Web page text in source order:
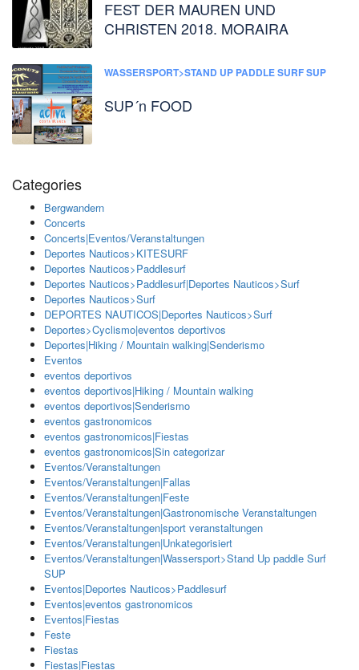
FEST DER MAUREN UND
CHRISTEN 2018. MORAIRA
WASSERSPORT>STAND UP PADDLE SURF SUP
SUP´n FOOD
Categories
Bergwandern
Concerts
Concerts|Eventos/Veranstaltungen
Deportes Nauticos>KITESURF
Deportes Nauticos>Paddlesurf
Deportes Nauticos>Paddlesurf|Deportes Nauticos>Surf
Deportes Nauticos>Surf
DEPORTES NAUTICOS|Deportes Nauticos>Surf
Deportes>Cyclismo|eventos deportivos
Deportes|Hiking / Mountain walking|Senderismo
Eventos
eventos deportivos
eventos deportivos|Hiking / Mountain walking
eventos deportivos|Senderismo
eventos gastronomicos
eventos gastronomicos|Fiestas
eventos gastronomicos|Sin categorizar
Eventos/Veranstaltungen
Eventos/Veranstaltungen|Fallas
Eventos/Veranstaltungen|Feste
Eventos/Veranstaltungen|Gastronomische Veranstaltungen
Eventos/Veranstaltungen|sport veranstaltungen
Eventos/Veranstaltungen|Unkategorisiert
Eventos/Veranstaltungen|Wassersport>Stand Up paddle Surf
SUP
Eventos|Deportes Nauticos>Paddlesurf
Eventos|eventos gastronomicos
Eventos|Fiestas
Feste
Fiestas
Fiestas|Fiestas